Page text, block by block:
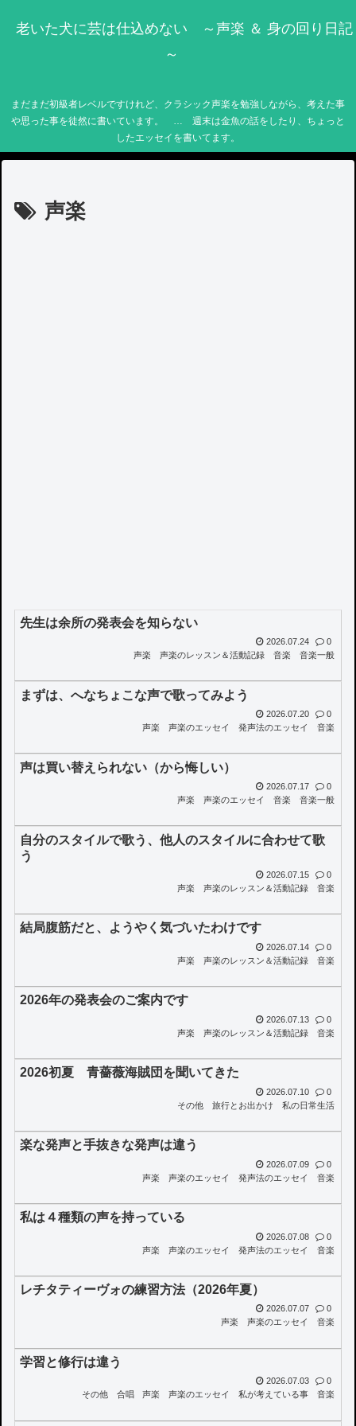
老いた犬に芸は仕込めない ～声楽 ＆ 身の回り日記
～
まだまだ初級者レベルですけれど、クラシック声楽を勉強しながら、考えた事
や思った事を徒然に書いています。 … 週末は金魚の話をしたり、ちょっと
したエッセイを書いてます。
声楽
先生は余所の発表会を知らない
2026.07.24
0
声楽
声楽のレッスン＆活動記録 音楽 音楽一般
まずは、へなちょこな声で歌ってみよう
2026.07.20
0
声楽
声楽のエッセイ 発声法のエッセイ 音楽
声は買い替えられない（から悔しい）
2026.07.17
0
声楽
声楽のエッセイ 音楽 音楽一般
自分のスタイルで歌う、他人のスタイルに合わせて歌
う
2026.07.15
0
声楽
声楽のレッスン＆活動記録 音楽
結局腹筋だと、ようやく気づいたわけです
2026.07.14
0
声楽
声楽のレッスン＆活動記録 音楽
2026年の発表会のご案内です
2026.07.13
0
声楽
声楽のレッスン＆活動記録 音楽
2026初夏 青薔薇海賊団を聞いてきた
2026.07.10
0
その他
旅行とお出かけ 私の日常生活
楽な発声と手抜きな発声は違う
2026.07.09
0
声楽
声楽のエッセイ 発声法のエッセイ 音楽
私は４種類の声を持っている
2026.07.08
0
声楽
声楽のエッセイ 発声法のエッセイ 音楽
レチタティーヴォの練習方法（2026年夏）
2026.07.07
0
声楽
声楽のエッセイ 音楽
学習と修行は違う
2026.07.03
0
その他
合唱 声楽 声楽のエッセイ 私が考えている事 音楽